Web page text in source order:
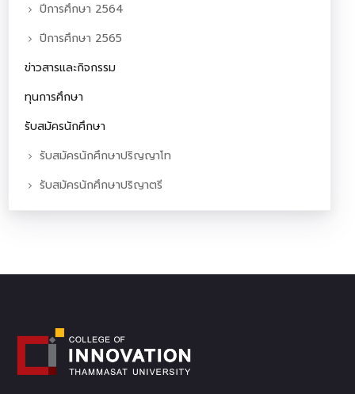
ปีการศึกษา 2564
ปีการศึกษา 2565
ข่าวสารและกิจกรรม
ทุนการศึกษา
รับสมัครนักศึกษา
รับสมัครนักศึกษาปริญญาโท
รับสมัครนักศึกษาปริญาตรี